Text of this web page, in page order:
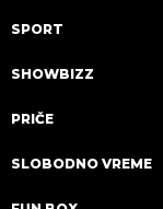
SPORT
SHOWBIZZ
PRIČE
SLOBODNO VREME